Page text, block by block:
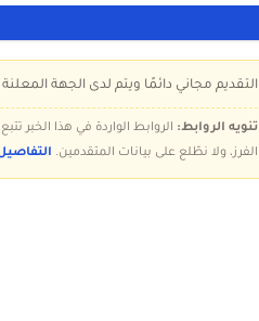
التقديم مجاني دائمًا ويتم لدى الجهة
تنويه الروابط: الروابط الواردة في هذا
الفرز، ولا نطّلع على بيانات المتقدمين.